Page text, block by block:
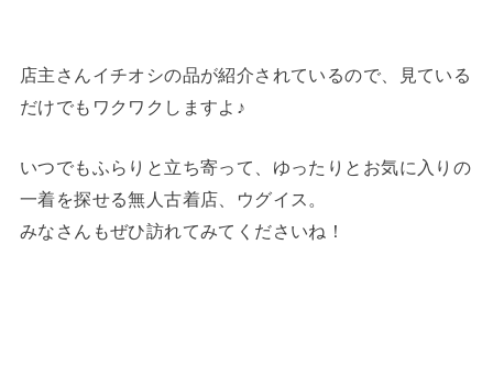
店主さんイチオシの品が紹介されているので、見ている
だけでもワクワクしますよ♪
いつでもふらりと立ち寄って、ゆったりとお気に入りの
一着を探せる無人古着店、ウグイス。
みなさんもぜひ訪れてみてくださいね！